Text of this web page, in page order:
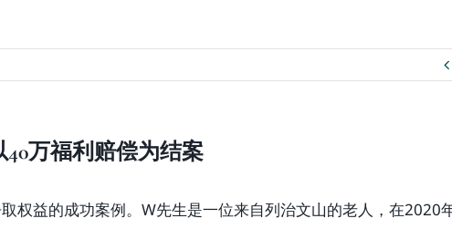
万福利赔偿为结案
权益的成功案例。W先生是一位来自列治文山的老人，在2020